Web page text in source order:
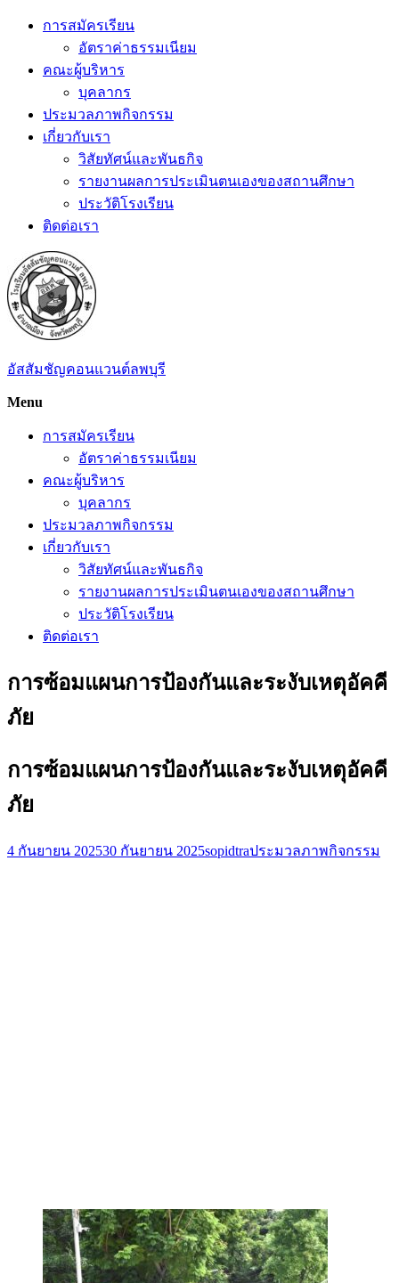
Skip
การสมัครเรียน
อัตราค่าธรรมเนียม
คณะผู้บริหาร
บุคลากร
ประมวลภาพกิจกรรม
เกี่ยวกับเรา
วิสัยทัศน์และพันธกิจ
รายงานผลการประเมินตนเองของสถานศึกษา
ประวัติโรงเรียน
ติดต่อเรา
อัสสัมชัญคอนแวนต์ลพบุรี
Menu
การสมัครเรียน
อัตราค่าธรรมเนียม
คณะผู้บริหาร
บุคลากร
ประมวลภาพกิจกรรม
เกี่ยวกับเรา
วิสัยทัศน์และพันธกิจ
รายงานผลการประเมินตนเองของสถานศึกษา
ประวัติโรงเรียน
ติดต่อเรา
การซ้อมแผนการป้องกันและระงับเหตุอัคคี
ภัย
การซ้อมแผนการป้องกันและระงับเหตุอัคคี
ภัย
4 กันยายน 202530 กันยายน 2025sopidtraประมวลภาพกิจกรรม